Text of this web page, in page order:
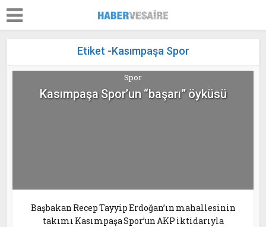
Etiket -Kasımpaşa Spor
Spor
Kasımpaşa Spor’un “başarı” öyküsü
Başbakan Recep Tayyip Erdoğan’ın mahallesinin
takımı Kasımpaşa Spor’un AKP iktidarıyla